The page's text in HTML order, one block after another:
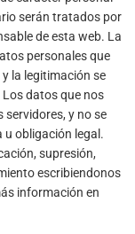
serán tratados por
de esta web. La
personales que
la legitimación se
datos que nos
y no se
u obligación legal.
supresión,
escribiendonos
información en